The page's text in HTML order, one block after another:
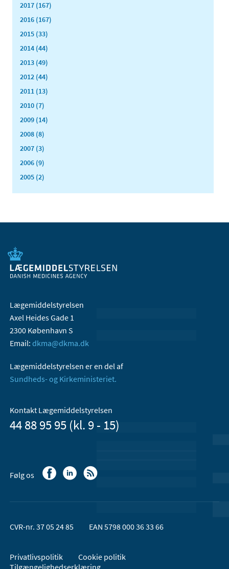
2017 (167)
2016 (167)
2015 (33)
2014 (44)
2013 (49)
2012 (44)
2011 (13)
2010 (7)
2009 (14)
2008 (8)
2007 (3)
2006 (9)
2005 (2)
Lægemiddelstyrelsen
Axel Heides Gade 1
2300 København S
Email: dkma@dkma.dk
Lægemiddelstyrelsen er en del af
Sundheds- og Kirkeministeriet.
Kontakt Lægemiddelstyrelsen
44 88 95 95 (kl. 9 - 15)
Følg os
CVR-nr. 37 05 24 85 EAN 5798 000 36 33 66
Privatlivspolitik
Cookie politik